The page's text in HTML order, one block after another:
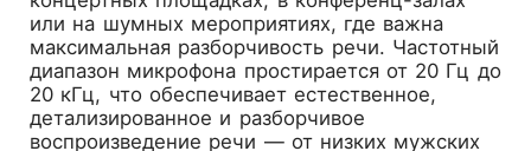
или на шумных мероприятиях, где важна
максимальная разборчивость речи. Частотный
диапазон микрофона простирается от 20 Гц до
20 кГц, что обеспечивает естественное,
детализированное и разборчивое
воспроизведение речи — от низких мужских